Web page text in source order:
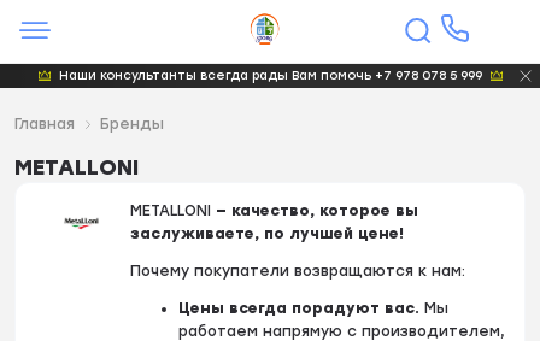
Наши консультанты всегда рады Вам помочь +7 978 078 5 999
Главная Бренды
METALLONI
METALLONI — качество, которое вы
заслуживаете, по лучшей цене!
Почему покупатели возвращаются к нам:
Цены всегда порадуют вас. Мы
работаем напрямую с производителем,